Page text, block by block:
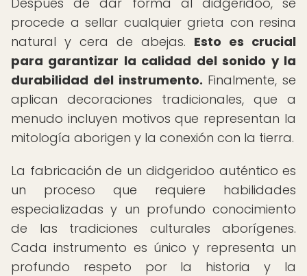
procede a sellar cualquier grieta con resina
natural y cera de abejas. Esto es crucial
para garantizar la calidad del sonido y la
durabilidad del instrumento. Finalmente, se
aplican decoraciones tradicionales, que a
menudo incluyen motivos que representan la
mitología aborigen y la conexión con la tierra.
La fabricación de un didgeridoo auténtico es
un proceso que requiere habilidades
especializadas y un profundo conocimiento
de las tradiciones culturales aborígenes.
Cada instrumento es único y representa un
profundo respeto por la historia y la